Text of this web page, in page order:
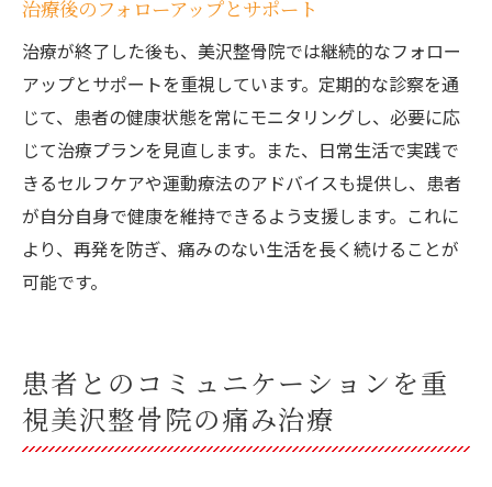
治療後のフォローアップとサポート
治療が終了した後も、美沢整骨院では継続的なフォロー
アップとサポートを重視しています。定期的な診察を通
じて、患者の健康状態を常にモニタリングし、必要に応
じて治療プランを見直します。また、日常生活で実践で
きるセルフケアや運動療法のアドバイスも提供し、患者
が自分自身で健康を維持できるよう支援します。これに
より、再発を防ぎ、痛みのない生活を長く続けることが
可能です。
患者とのコミュニケーションを重
視美沢整骨院の痛み治療